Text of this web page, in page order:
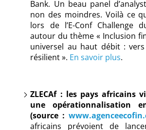
Bank. Un beau panel
non des moindres. Voilà ce
lors de l’E-Conf Challenge
autour du thème « Inclusion
universel au haut débit :
résilient ». En savoir plus.
ZLECAf : les pays africains
une opérationnalisation
(source :
africains prévoient de